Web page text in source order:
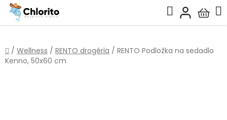
Prejsť
obsah
Hľadať
košík
Domov
/ Wellness / RENTO drogéria / RENTO Podložka na sedadlo
Kenno, 50x60 cm